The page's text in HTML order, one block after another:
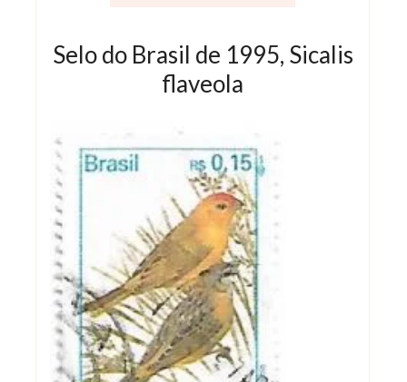
Selo do Brasil de 1995, Sicalis
flaveola
Selo do Brasil de 1995 do Canário-